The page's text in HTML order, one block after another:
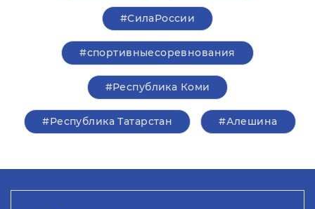
#СилаРоссии
#спортивныесоревнования
#Республика Коми
#Республика Татарстан #Алешина